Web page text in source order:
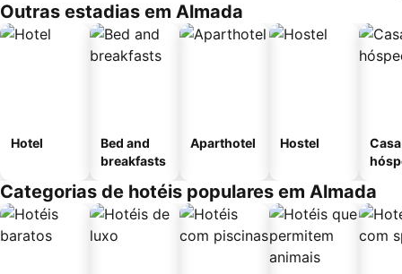
Outras estadias em Almada
Hotel
Bed and
breakfasts
Aparthotel Hostel
Categorias de hotéis populares em Almada